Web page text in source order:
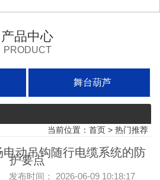
产品中心
PRODUCT
舞台葫芦
当前位置： 首页 > 热门推荐
动吊钩随行电缆系统的防
护要点
发布时间： 2026-06-09 10:18:17